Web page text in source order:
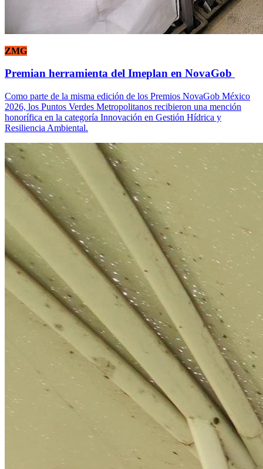
ZMG
Premian herramienta del Imeplan en NovaGob
Como parte de la misma edición de los Premios NovaGob México
2026, los Puntos Verdes Metropolitanos recibieron una mención
honorífica en la categoría Innovación en Gestión Hídrica y
Resiliencia Ambiental.